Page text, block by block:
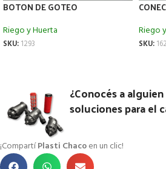
BOTON DE GOTEO
Riego y Huerta
SKU: 1293
Riego
SKU: 162
¿Conocés a
soluciones para el
¡CompartíPlasti Chacoen un clic!